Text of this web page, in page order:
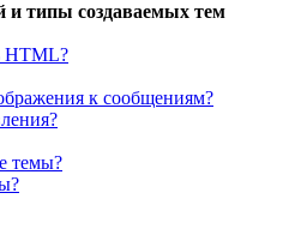
и типы создаваемых тем
HTML?
к сообщениям?
темы?